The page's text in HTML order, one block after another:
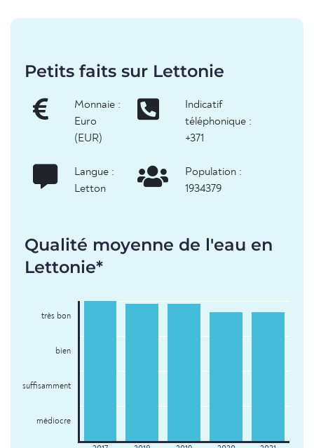
Petits faits sur Lettonie
Monnaie :
Euro
(EUR)
Indicatif
téléphonique :
+371
Langue :
Letton
Population :
1934379
Qualité moyenne de l'eau en
Lettonie*
très bon
bien
suffisamment
médiocre